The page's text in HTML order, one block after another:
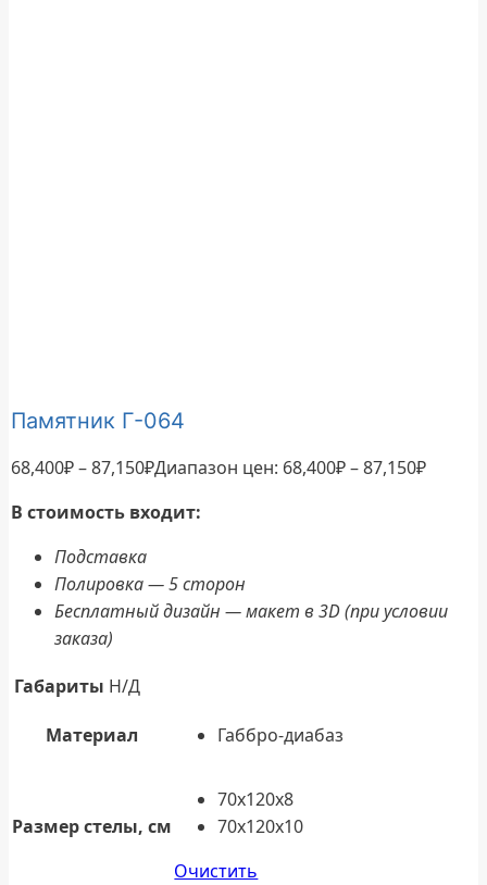
Памятник Г-064
68,400₽–87,150₽Диапазон цен: 68,400₽ – 87,150₽
В стоимость входит:
Подставка
Полировка — 5 сторон
Бесплатный дизайн — макет в 3D (при условии
заказа)
Габариты Н/Д
Материал Габбро-диабаз
Размер стелы, см
70x120x8
70x120x10
Очистить